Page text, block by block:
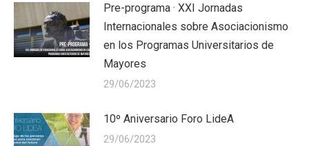
Pre-programa · XXI Jornadas
Internacionales sobre Asociacionismo
en los Programas Universitarios de
Mayores
29/06/2023
10º Aniversario Foro LideA
29/06/2023